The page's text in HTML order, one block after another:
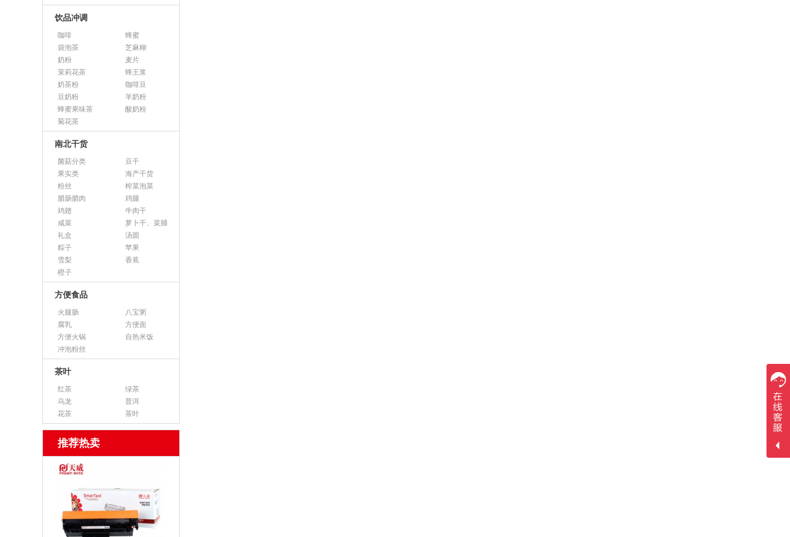
饮品冲调
咖啡
蜂蜜
袋泡茶
芝麻糊
奶粉
麦片
茉莉花茶
蜂王浆
奶茶粉
咖啡豆
豆奶粉
羊奶粉
蜂蜜果味茶
酸奶粉
菊花茶
南北干货
菌菇分类
豆干
果实类
海产干货
粉丝
榨菜泡菜
腊肠腊肉
鸡腿
鸡翅
牛肉干
咸菜
萝卜干、菜脯
礼盒
汤圆
粽子
苹果
雪梨
香蕉
橙子
方便食品
火腿肠
八宝粥
腐乳
方便面
方便火锅
自热米饭
冲泡粉丝
茶叶
红茶
绿茶
乌龙
普洱
花茶
茶叶
推荐热卖